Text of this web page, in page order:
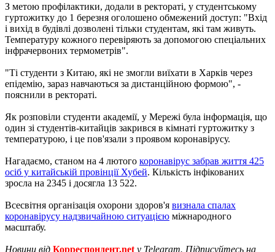
З метою профілактики, додали в ректораті, у студентському
гуртожитку до 1 березня оголошено обмежений доступ: "Вхід
і вихід в будівлі дозволені тільки студентам, які там живуть.
Температуру кожного перевіряють за допомогою спеціальних
інфрачервоних термометрів".
"Ті студенти з Китаю, які не змогли виїхати в Харків через
епідемію, зараз навчаються за дистанційною формою", -
пояснили в ректораті.
Як розповіли студенти академії, у Мережі була інформація, що
один зі студентів-китайців закрився в кімнаті гуртожитку з
температурою, і це пов'язали з проявом коронавірусу.
Нагадаємо, станом на 4 лютого коронавірус забрав життя 425
осіб у китайській провінції Хубей. Кількість інфікованих
зросла на 2345 і досягла 13 522.
Всесвітня організація охорони здоров'я визнала спалах
коронавірусу надзвичайною ситуацією міжнародного
масштабу.
Новини від Корреспондент.net у Telegram. Підписуйтесь на